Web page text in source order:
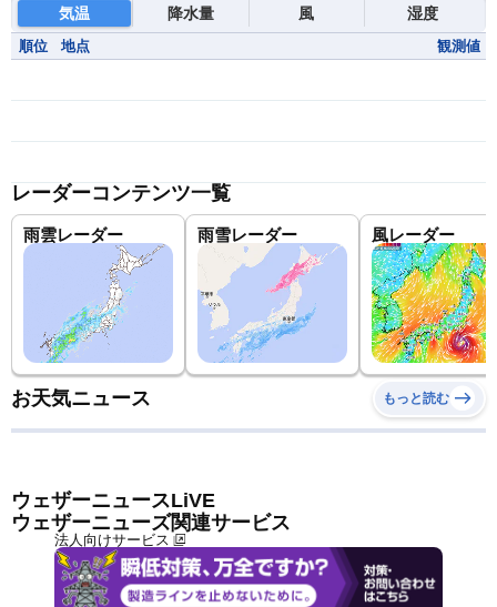
気温 降水量 風 湿度
順位 地点 観測値
レーダーコンテンツ一覧
雨雲レーダー 雨雪レーダー 風レーダー
お天気ニュース もっと読む
ウェザーニュースLiVE
ウェザーニューズ関連サービス
法人向けサービス